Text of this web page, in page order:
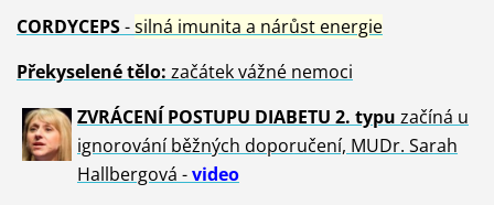
CORDYCEPS-silná imunita a nárůst energie
Překyselené tělo: začátek vážné nemoci
ZVRÁCENÍ POSTUPU DIABETU 2. typu začíná u
ignorování běžných doporučení, MUDr. Sarah
Hallbergová -video